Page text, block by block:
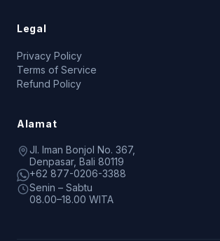
Legal
Privacy Policy
Terms of Service
Refund Policy
Alamat
Jl. Iman Bonjol No. 367,
Denpasar, Bali 80119
+62 877-0206-3388
Senin – Sabtu
08.00–18.00 WITA